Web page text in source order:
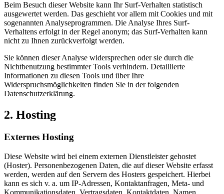
Beim Besuch dieser Website kann Ihr Surf-Verhalten statistisch
ausgewertet werden. Das geschieht vor allem mit Cookies und mit
sogenannten Analyseprogrammen. Die Analyse Ihres Surf-
Verhaltens erfolgt in der Regel anonym; das Surf-Verhalten kann
nicht zu Ihnen zurückverfolgt werden.
Sie können dieser Analyse widersprechen oder sie durch die
Nichtbenutzung bestimmter Tools verhindern. Detaillierte
Informationen zu diesen Tools und über Ihre
Widerspruchsmöglichkeiten finden Sie in der folgenden
Datenschutzerklärung.
2. Hosting
Externes Hosting
Diese Website wird bei einem externen Dienstleister gehostet
(Hoster). Personenbezogenen Daten, die auf dieser Website erfasst
werden, werden auf den Servern des Hosters gespeichert. Hierbei
kann es sich v. a. um IP-Adressen, Kontaktanfragen, Meta- und
Kommunikationsdaten, Vertragsdaten, Kontaktdaten, Namen,